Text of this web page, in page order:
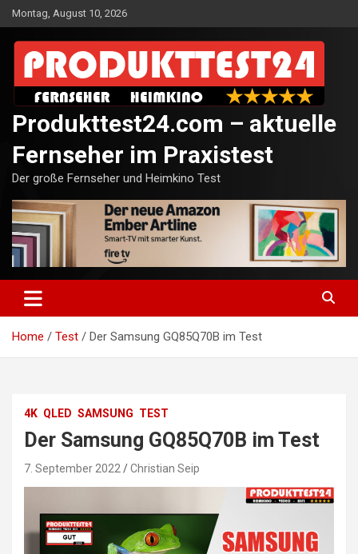
Skip
to
content
Montag, August 10, 2026
Produkttest24.com – aktuelle
Fernseher im Praxistest
Der große Fernseher und Heimkino Test
Home Test Der Samsung GQ85Q70B im Test
4K QLED SAMSUNG TEST
Der Samsung GQ85Q70B im Test
7. September 2022 Christian Seip